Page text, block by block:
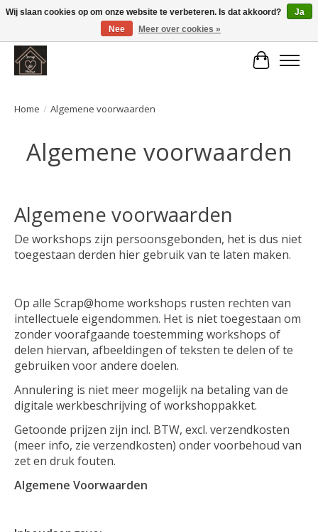
Large selection of products and fast shipping!
Home / Algemene voorwaarden
Algemene voorwaarden
Algemene voorwaarden
De workshops zijn persoonsgebonden, het is dus niet
toegestaan derden hier gebruik van te laten maken.
Op alle Scrap@home workshops rusten rechten van
intellectuele eigendommen. Het is niet toegestaan om
zonder voorafgaande toestemming workshops of
delen hiervan, afbeeldingen of teksten te delen of te
gebruiken voor andere doelen.
Annulering is niet meer mogelijk na betaling van de
digitale werkbeschrijving of workshoppakket.
Getoonde prijzen zijn incl. BTW, excl. verzendkosten
(meer info, zie verzendkosten) onder voorbehoud van
zet en druk fouten.
Algemene Voorwaarden
Wij slaan cookies op om onze website te verbeteren. Is dat akkoord?
Ja
Nee
Meer over cookies »